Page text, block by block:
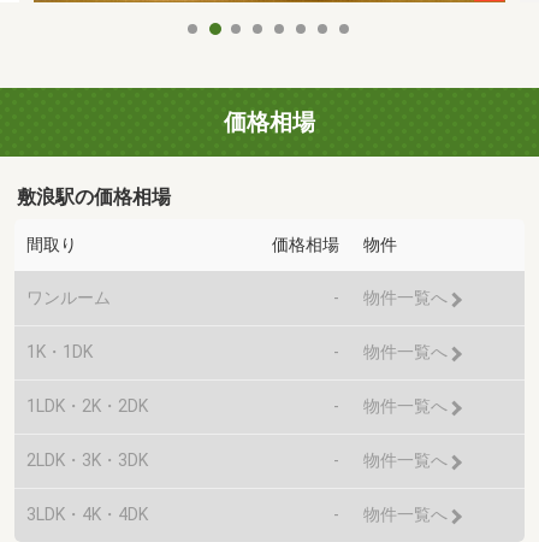
価格相場
敷浪駅の価格相場
間取り 価格相場 物件
ワンルーム - 物件一覧へ
1K・1DK - 物件一覧へ
1LDK・2K・2DK - 物件一覧へ
2LDK・3K・3DK - 物件一覧へ
3LDK・4K・4DK - 物件一覧へ